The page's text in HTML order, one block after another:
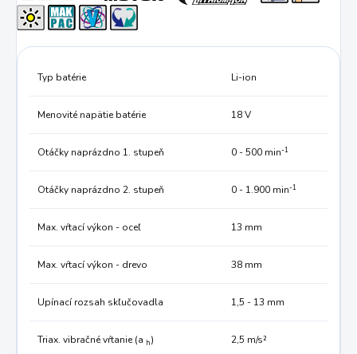
Typ batérie Li-ion
Menovité napätie batérie 18 V
Otáčky naprázdno 1. stupeň 0 - 500 min-1
Otáčky naprázdno 2. stupeň 0 - 1.900 min-1
Max. vŕtací výkon - oceľ 13 mm
Max. vŕtací výkon - drevo 38 mm
Upínací rozsah skľučovadla 1,5 - 13 mm
Triax. vibračné vŕtanie (a h) 2,5 m/s²